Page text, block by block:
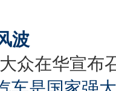
波
众在华宣布